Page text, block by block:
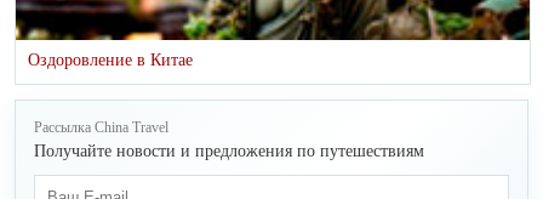
Оздоровление в Китае
Рассылка China Travel
Получайте новости и предложения по путешествиям